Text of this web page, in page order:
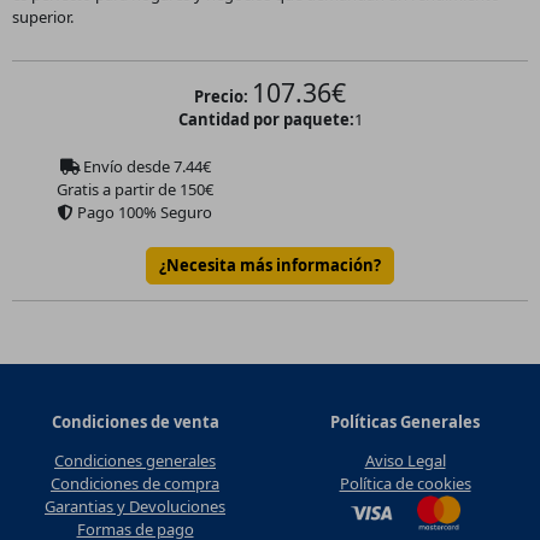
superior.
Precio: 107.36€
Cantidad por paquete:1
Envío desde7.44€
Gratis a partir de 150€
Pago 100% Seguro
¿Necesita más información?
Condiciones de venta
Condiciones generales
Condiciones de compra
Garantias y Devoluciones
Formas de pago
Políticas Generales
Aviso Legal
Política de cookies